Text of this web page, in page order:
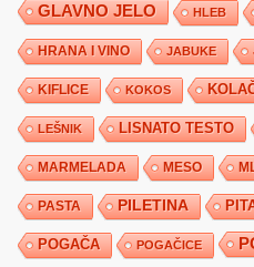
GLAVNO JELO HLEB
HRANA I VINO JABUKE
KIFLICE KOKOS
LEŠNIK LISNATO TESTO
MARMELADA MESO
PASTA PILETINA
POGAČA POGAČICE